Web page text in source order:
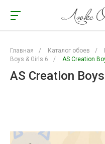
Главная / Каталог обоев /
Boys & Girls 6
/ AS Creation
AS Creation